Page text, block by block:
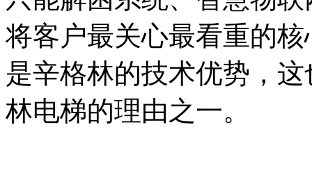
将客户最关心最看重的
是辛格林的技术优势，
林电梯的理由之一。